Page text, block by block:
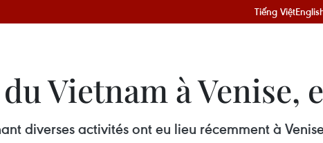
Tiếng Việt
Vietnam à Venise,
diverses activités ont eu lieu récemment à